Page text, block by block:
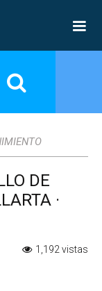
DE
·
1,192 vistas